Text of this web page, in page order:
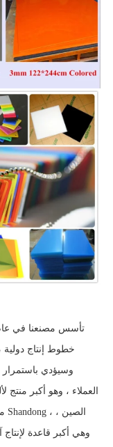
خطوط إنتاج دولية
وسيؤدي باستمرار
العملاء ، وهو أكبر منتج
وهي أكبر قاعدة